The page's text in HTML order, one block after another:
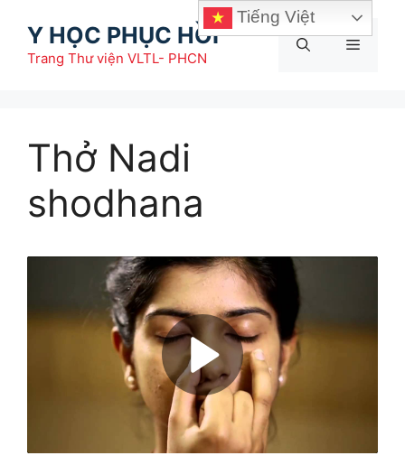
Y HỌC PHỤC HỒI
Trang Thư viện VLTL- PHCN
Menu
Thở Nadi
shodhana
Tiếng Việt